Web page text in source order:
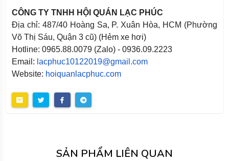
CÔNG TY TNHH HỘI QUÁN LẠC PHÚC
Địa chỉ: 487/40 Hoàng Sa, P. Xuân Hòa, HCM (Phường
Võ Thị Sáu, Quận 3 cũ) (Hẻm xe hơi)
Hotline: 0965.88.0079 (Zalo) - 0936.09.2223
Email: lacphuc10122019@gmail.com
Website: hoiquanlacphuc.com
SẢN PHẨM LIÊN QUAN